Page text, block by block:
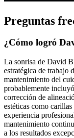
Preguntas
¿Cómo logró
La sonrisa de David
estratégica de trabajo
mantenimiento del
probablemente
corrección de
estéticas como
experiencia
mantenimiento
a los resultados